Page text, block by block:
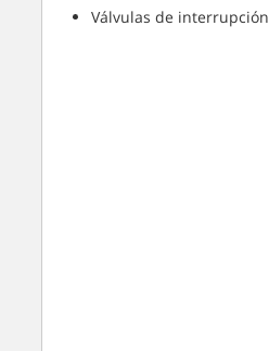
Válvulas de interrupción